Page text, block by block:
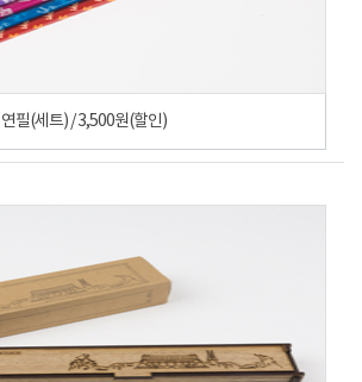
연필(세트) / 3,500원(할인)